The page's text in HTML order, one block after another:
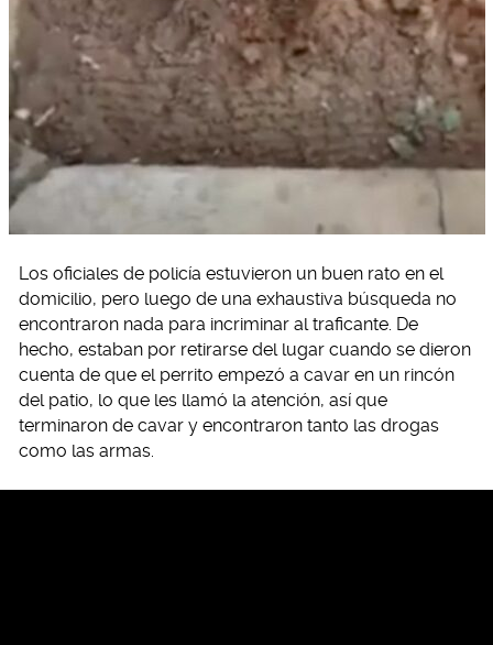
Los oficiales de policía estuvieron un buen rato en el
domicilio, pero luego de una exhaustiva búsqueda no
encontraron nada para incriminar al traficante. De
hecho, estaban por retirarse del lugar cuando se dieron
cuenta de que el perrito empezó a cavar en un rincón
del patio, lo que les llamó la atención, así que
terminaron de cavar y encontraron tanto las drogas
como las armas.